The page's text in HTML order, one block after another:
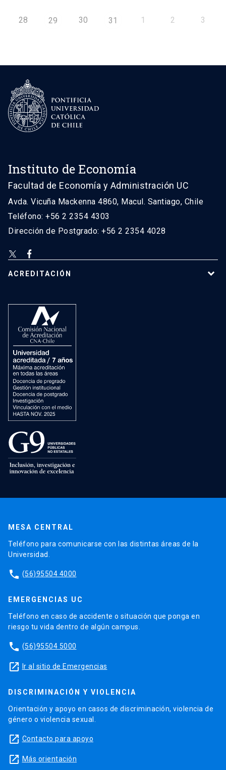
28 29 30 31 1 2 3
Instituto de Economía
Facultad de Economía y Administración UC
Avda. Vicuña Mackenna 4860, Macul. Santiago, Chile
Teléfono: +56 2 2354 4303
Dirección de Postgrado: +56 2 2354 4028
ACREDITACIÓN
MESA CENTRAL
Teléfono para comunicarse con las distintas áreas de la
Universidad.
phone (56)95504 4000
EMERGENCIAS UC
Teléfono en caso de accidente o situación que ponga en
riesgo tu vida dentro de algún campus.
phone (56)95504 5000
launch Ir al sitio de Emergencias
DISCRIMINACIÓN Y VIOLENCIA
Orientación y apoyo en casos de discriminación, violencia de
género o violencia sexual.
launch Contacto para apoyo
launch Más orientación